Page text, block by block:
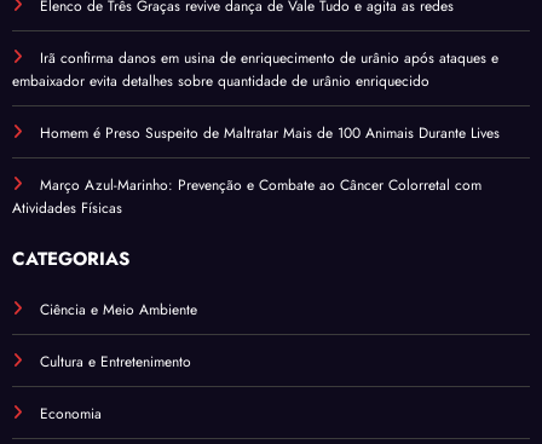
Elenco de Três Graças revive dança de Vale Tudo e agita as redes
Irã confirma danos em usina de enriquecimento de urânio após ataques e
embaixador evita detalhes sobre quantidade de urânio enriquecido
Homem é Preso Suspeito de Maltratar Mais de 100 Animais Durante Lives
Março Azul-Marinho: Prevenção e Combate ao Câncer Colorretal com
Atividades Físicas
CATEGORIAS
Ciência e Meio Ambiente
Cultura e Entretenimento
Economia